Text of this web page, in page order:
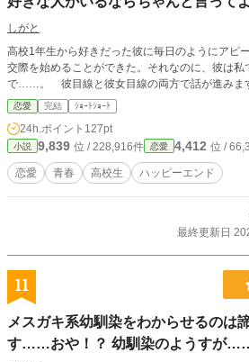
しがと
高校1年生から好きだった彼に毎日のようにアピ
交際を始めることができた。それなのに、彼は
で……。 彼目線と彼女目線の両方で話が進みま
恋愛 完結 ｼｮｰﾄｼｮｰﾄ
24h.ポイント 127pt
小説 9,839 位 / 228,916件 恋愛 4,412 位 /
恋愛 青春 高校生 ハッピーエンド
最終更新日
11
メスガキ系幼馴染をわからせるのは
す……おや！？ 幼馴染のようすが